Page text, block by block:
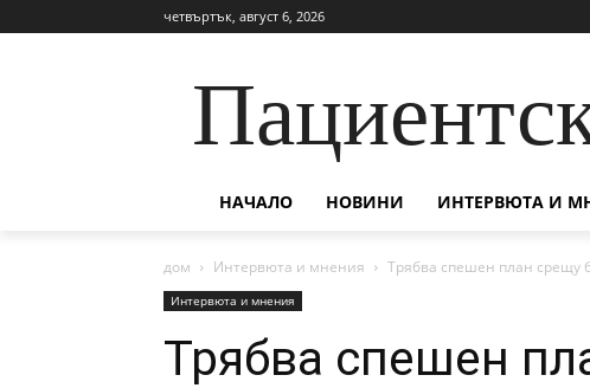
четвъртък, август 6, 2026
НАЧАЛО НОВИНИ ИНТЕРВЮТА И
дом Интервюта и мнения Трябва спешен план срещу
Интервюта и мнения
Трябва спешен